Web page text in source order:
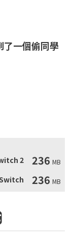
一個偷同學
2
236 MB
236 MB